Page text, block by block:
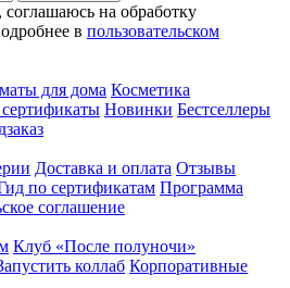
на обработку
в пользовательском
для дома Косметика
Новинки Бестселлеры
Доставка и оплата Отзывы
по сертификатам Программа
соглашение
Клуб «После полуночи»
коллаб Корпоративные